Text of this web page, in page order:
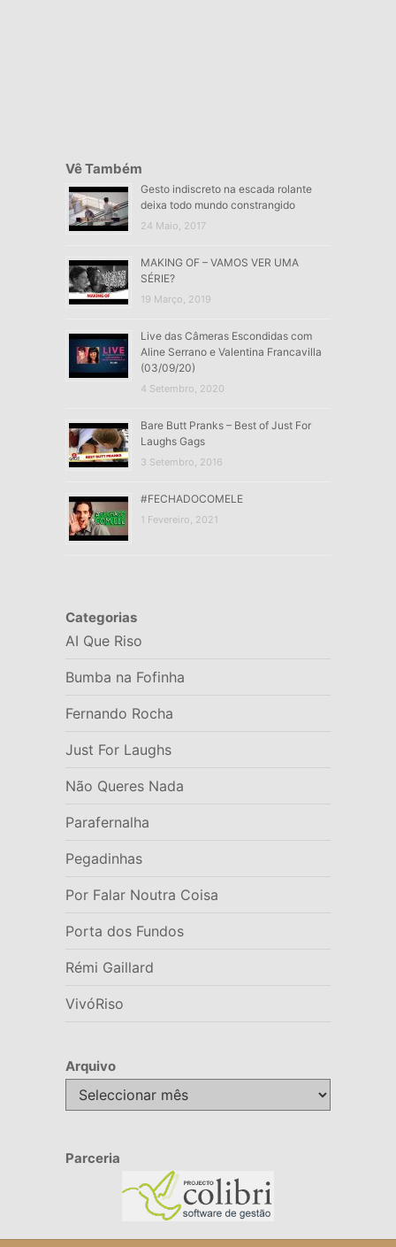
Vê Também
Gesto indiscreto na escada rolante
deixa todo mundo constrangido
24 Maio, 2017
MAKING OF – VAMOS VER UMA
SÉRIE?
19 Março, 2019
Live das Câmeras Escondidas com
Aline Serrano e Valentina Francavilla
(03/09/20)
4 Setembro, 2020
Bare Butt Pranks – Best of Just For
Laughs Gags
3 Setembro, 2016
#FECHADOCOMELE
1 Fevereiro, 2021
Categorias
AI Que Riso
Bumba na Fofinha
Fernando Rocha
Just For Laughs
Não Queres Nada
Parafernalha
Pegadinhas
Por Falar Noutra Coisa
Porta dos Fundos
Rémi Gaillard
VivóRiso
Arquivo
Arquivo
Parceria